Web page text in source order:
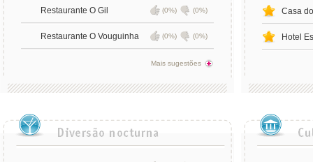
Restaurante O Gil (0%) (0%)
Restaurante O Vouguinha (0%) (0%)
Mais sugestões
Casa
Hotel